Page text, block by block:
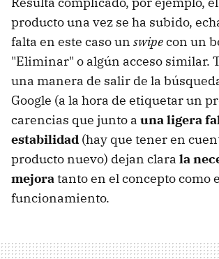
producto una vez se ha subido,
falta en este caso un swipecon un
"Eliminar" o algún acceso similar.
una manera de salir de la
Google (a la hora de etiquetar un
carencias que junto a una ligera
estabilidad (hay que tener en
producto nuevo) dejan clara la
mejoratanto en el concepto como
funcionamiento.